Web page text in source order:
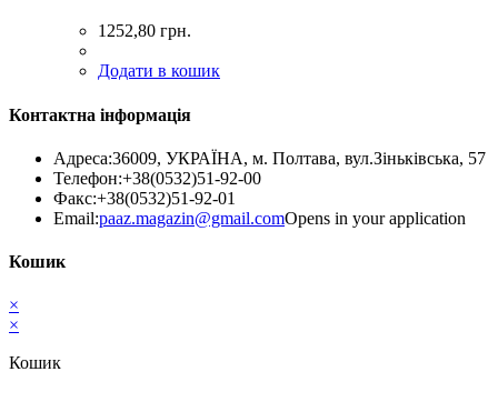
1252,80 грн.
Додати в кошик
Контактна інформація
Адреса:36009, УКРАЇНА, м. Полтава, вул.Зіньківська, 57
Телефон:+38(0532)51-92-00
Факс:+38(0532)51-92-01
Email:paaz.magazin@gmail.comOpens in your application
Кошик
×
×
Кошик